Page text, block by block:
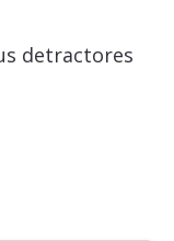
detractores